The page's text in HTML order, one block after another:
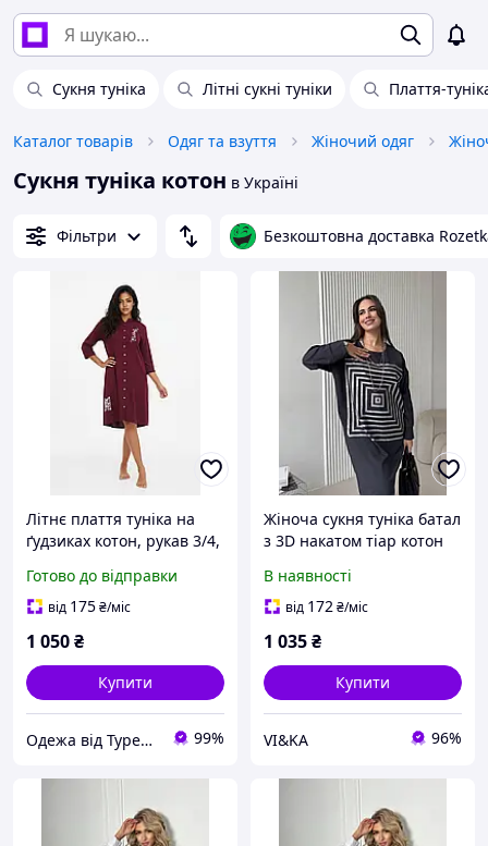
Сукня туніка Літні сукні туніки Плаття-
Каталог товарів Одяг та взуття Жіночий одяг
Сукня туніка котон в Україні
Фільтри Безкоштовна доставка
Літнє плаття туніка на
ґудзиках котон, рукав 3/4,
Туреччина
Готово до відправки
від 175₴/міс
1 050₴
Купити
Одежа від Турецьких виробників. Магазин Radda 99%
Жіноча сукня туніка батал
з 3D накатом тіар котон
В наявності
від 172₴/міс
1 035₴
Купити
VI&KA 96%